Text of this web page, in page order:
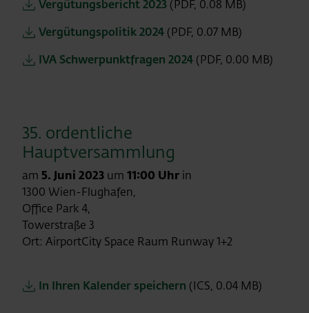
Vergütungsbericht 2023 (PDF, 0.08 MB)
Vergütungspolitik 2024 (PDF, 0.07 MB)
IVA Schwerpunktfragen 2024 (PDF, 0.00 MB)
35. ordentliche
Hauptversammlung
am 5. Juni 2023 um 11:00 Uhr in
1300 Wien-Flughafen,
Office Park 4,
Towerstraße 3
Ort: AirportCity Space Raum Runway 1+2
In Ihren Kalender speichern (ICS, 0.04 MB)